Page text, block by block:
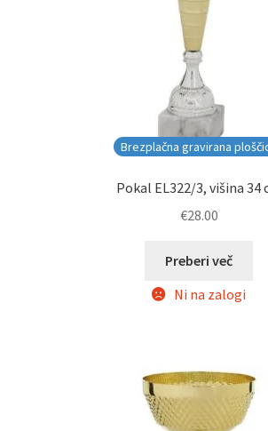
Brezplačna gravirana
Pokal EL322/3, višina 34
€28.00
Preberi več
Ni na zalogi